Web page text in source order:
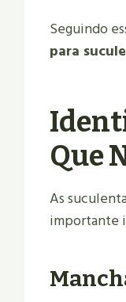
Seguindo
para
Que
As
importante